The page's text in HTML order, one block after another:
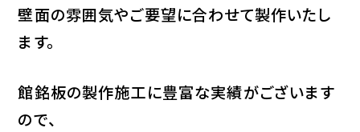
壁面の雰囲気やご要望に合わせて製作いたし
ます。
館銘板の製作施工に豊富な実績がございます
ので、